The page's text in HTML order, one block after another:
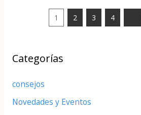
1 2 3 4
Categorías
consejos
Novedades y Eventos